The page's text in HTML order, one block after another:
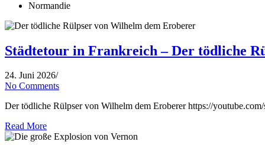
Normandie
Städtetour in Frankreich – Der tödliche
24. Juni 2026/
No Comments
Der tödliche Rülpser von Wilhelm dem Eroberer https://
Read More